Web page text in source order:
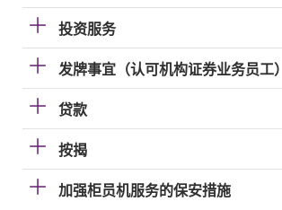
投资服务
发牌事宜（认可机构证券业务员工）
贷款
按揭
加强柜员机服务的保安措施